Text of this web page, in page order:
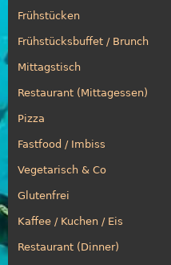
Frühstücken
Frühstücksbuffet / Brunch
Mittagstisch
Restaurant (Mittagessen)
Pizza
Fastfood / Imbiss
Vegetarisch & Co
Glutenfrei
Kaffee / Kuchen / Eis
Restaurant (Dinner)